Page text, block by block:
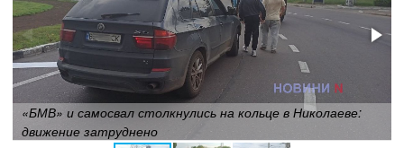
«БМВ» и самосвал столкнулись на кольце в Николаеве:
движение затруднено